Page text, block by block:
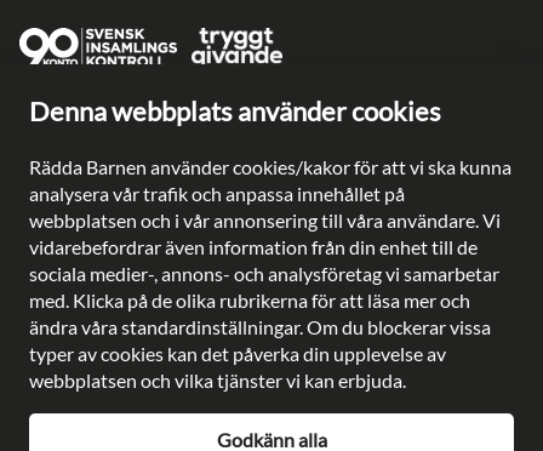
Denna webbplats använder cookies
Rädda Barnen använder cookies/kakor för att vi ska kunna
analysera vår trafik och anpassa innehållet på
webbplatsen och i vår annonsering till våra användare. Vi
vidarebefordrar även information från din enhet till de
sociala medier-, annons- och analysföretag vi samarbetar
med. Klicka på de olika rubrikerna för att läsa mer och
ändra våra standardinställningar. Om du blockerar vissa
typer av cookies kan det påverka din upplevelse av
webbplatsen och vilka tjänster vi kan erbjuda.
Godkänn alla
Ge en gåva direkt
Plusgiro: 90 2003-3
Bankgiro: 902-0033
Säkra betalningar med
Besöksadress: Gustavslundsvägen 141, Bromma
Postadress: Rädda Barnen, 107 88 Stockholm
Telefon:08-698 90 00
kundservice@rb.se